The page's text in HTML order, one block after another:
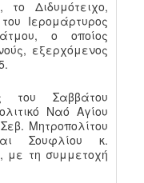
Διδυμότειχο,
Ιερομάρτυρος
ο οποίος
εξερχόμενος
του Σαββάτου
Ναό Αγίου
Μητροπολίτου
Σουφλίου κ.
τη συμμετοχή